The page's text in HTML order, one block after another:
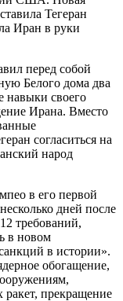
Тегеран
Иран в руки
перед собой
Белого дома два
навыки своего
Ирана. Вместо
согласиться на
народ
в его первой
дней после
требований,
в новом
в истории».
обогащение,
прекращение